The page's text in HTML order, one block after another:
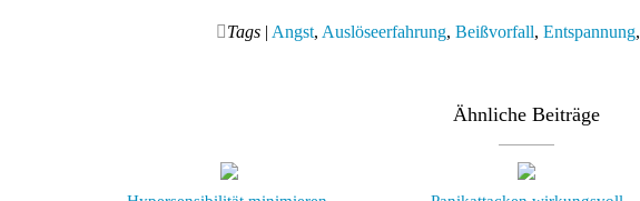
Tags| Angst, Auslöseerfahrung, Beißvorfall, Entspannung,
Ähnliche Beiträge